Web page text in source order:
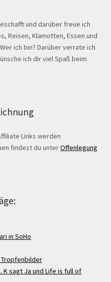
und darüber freue ich
Reisen, Klamotten, Essen und
ich bin? Darüber verrate ich
ich dir viel Spaß beim
Links werden
findest du unterOffenlegung
in SoHo
Tropfenbilder
sagt Ja und Life is full of